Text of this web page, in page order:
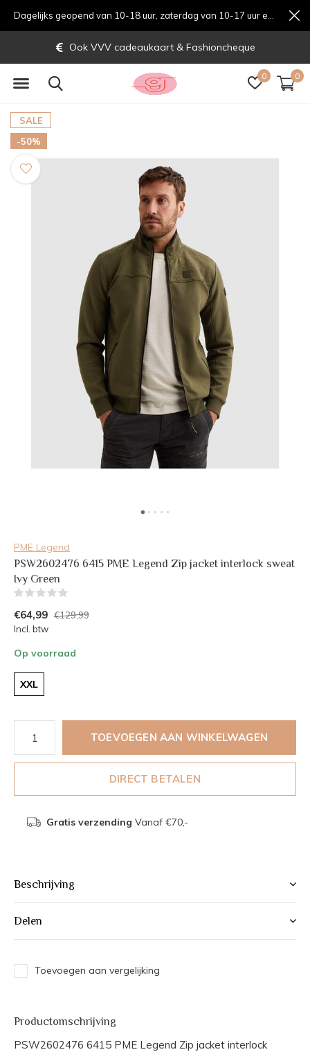
0 0
Ook VVV cadeaukaart & Fashioncheque
SALE
-50%
PME Legend
PSW2602476 6415 PME Legend Zip jacket interlock sweat
Ivy Green
€64,99 €129,99
Incl. btw
Op voorraad
XXL
TOEVOEGEN AAN WINKELWAGEN
DIRECT BETALEN
Gratis verzending Vanaf €70,-
Beschrijving
Delen
Toevoegen aan vergelijking
Productomschrijving
PSW2602476 6415 PME Legend Zip jacket interlock